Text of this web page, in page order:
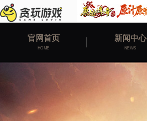
官网首页
HOME
新闻中心
NEWS